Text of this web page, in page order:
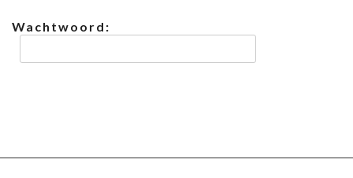
Wachtwoord: